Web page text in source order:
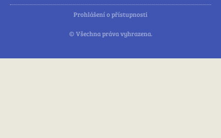
Prohlášení o přístupnosti
© Všechna práva vyhrazena.